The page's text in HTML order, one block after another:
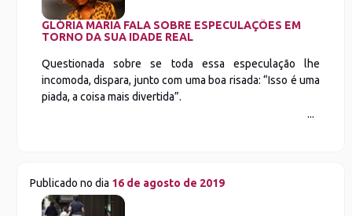
GLÓRIA MARIA FALA SOBRE ESPECULAÇÕES EM
TORNO DA SUA IDADE REAL
Questionada sobre se toda essa especulação lhe
incomoda, dispara, junto com uma boa risada: “Isso é uma
piada, a coisa mais divertida”.
Publicado no dia 16 de agosto de 2019